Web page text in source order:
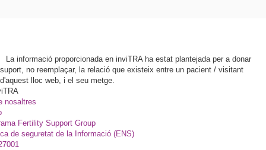
La informació proporcionada en inviTRA ha estat plantejada per a donar
suport, no reemplaçar, la relació que existeix entre un pacient / visitant
d'aquest lloc web, i el seu metge.
nosaltres
Fertility Support Group
de seguretat de la Informació (ENS)